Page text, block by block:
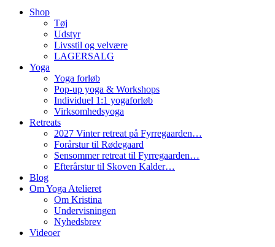
Shop
Tøj
Udstyr
Livsstil og velvære
LAGERSALG
Yoga
Yoga forløb
Pop-up yoga & Workshops
Individuel 1:1 yogaforløb
Virksomhedsyoga
Retreats
2027 Vinter retreat på Fyrregaarden…
Forårstur til Rødegaard
Sensommer retreat til Fyrregaarden…
Efterårstur til Skoven Kalder…
Blog
Om Yoga Atelieret
Om Kristina
Undervisningen
Nyhedsbrev
Videoer